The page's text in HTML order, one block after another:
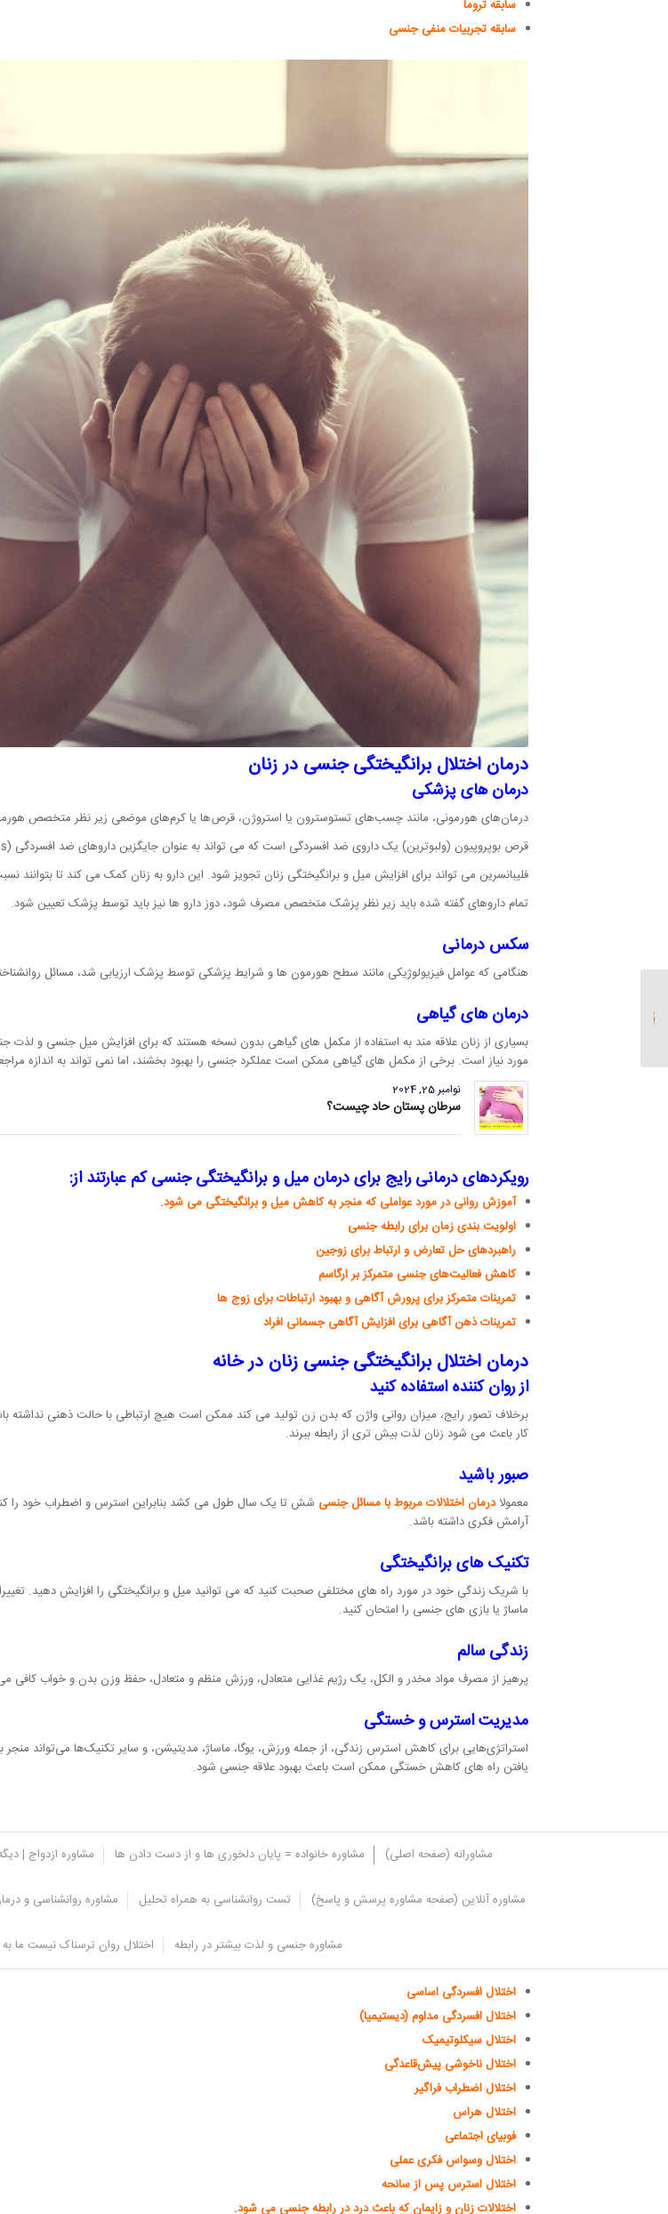
سابقه تروما
سابقه تجربیات منفی جنسی
درمان اختلال برانگیختگی جنسی در زنان
درمان های پزشکی
درمان‌های هورمونی، مانند چسب‌های تستوسترون یا استروژن، قرص‌ها یا کرم‌های موضعی زیر نظر متخصص
قرص بوپروپیون (ولبوترین) یک داروی ضد افسردگی است که می تواند به عنوان جایگزین داروهای ضد افسردگی (SSRIs) تجویز گردد که باعث کاهش میل جنسی می شود.
فلیبانسرین می تواند برای افزایش میل و برانگیختگی زنان تجویز شود. این دارو به زنان کمک می کند تا بتوانند
تمام داروهای گفته شده باید زیر نظر پزشک متخصص مصرف شود، دوز دارو ها نیز باید توسط پزشک تعیین شود.
سکس درمانی
هنگامی که عوامل فیزیولوژیکی مانند سطح هورمون ها و شرایط پزشکی توسط پزشک ارزیابی شد، مسائل
درمان های گیاهی
بسیاری از زنان علاقه مند به استفاده از مکمل های گیاهی بدون نسخه هستند که برای افزایش میل جنسی و لذت
مورد نیاز است. برخی از مکمل های گیاهی ممکن است عملکرد جنسی را بهبود بخشند، اما نمی تواند به اندازه
نوامبر 25, 2024
سرطان پستان حاد چیست؟
رویکردهای درمانی رایج برای درمان میل و برانگیختگی جنسی کم عبارتند از:
آموزش روانی در مورد عواملی که منجر به کاهش میل و برانگیختگی می شود.
اولویت بندی زمان برای رابطه جنسی
راهبردهای حل تعارض و ارتباط برای زوجین
کاهش فعالیت‌های جنسی متمرکز بر ارگاسم
تمرینات متمرکز برای پرورش آگاهی و بهبود ارتباطات برای زوج ها
تمرینات ذهن آگاهی برای افزایش آگاهی جسمانی افراد
درمان اختلال برانگیختگی جنسی زنان در خانه
از روان کننده استفاده کنید
برخلاف تصور رایج، میزان روانی واژن که بدن زن تولید می کند ممکن است هیچ ارتباطی با حالت ذهنی نداشته
کار باعث می شود زنان لذت بیش تری از رابطه ببرند.
صبور باشید
معمولادرمان اختلالات مربوط با مسائل جنسی شش تا یک سال طول می کشد بنابراین استرس و اضطراب خود را
آرامش فکری داشته باشد.
تکنیک های برانگیختگی
با شریک زندگی خود در مورد راه های مختلفی صحبت کنید که می توانید میل و برانگیختگی را افزایش دهید.
ماساژ یا بازی های جنسی را امتحان کنید.
زندگی سالم
پرهیز از مصرف مواد مخدر و الکل، یک رژیم غذایی متعادل، ورزش منظم و متعادل، حفظ وزن بدن و خواب کافی
مدیریت استرس و خستگی
استراتژی‌هایی برای کاهش استرس زندگی، از جمله ورزش، یوگا، ماساژ، مدیتیشن، و سایر تکنیک‌ها می‌تواند منجر
یافتن راه های کاهش خستگی ممکن است باعث بهبود علاقه جنسی شود.
مشاورانه (صفحه اصلی) مشاوره خانواده = پایان دلخوری ها و از دست دادن ها مشاوره ازدواج |
مشاوره آنلاین (صفحه مشاوره پرسش و پاسخ) تست روانشناسی به همراه تحلیل مشاوره روانشناسی و
مشاوره جنسی و لذت بیشتر در رابطه اختلال روان ترسناک نیست ما
سایر شرایط روانشناختی رایج که می توانند باعث اختلال عملکرد جنسی شوند یا با آن ارتباط برقرار کنند عبارتند از:
اختلال افسردگی اساسی
اختلال افسردگی مداوم (دیستیمیا)
اختلال سیکلوتیمیک
اختلال ناخوشی پیش‌قاعدگی
اختلال اضطراب فراگیر
اختلال هراس
فوبیای اجتماعی
اختلال وسواس فکری عملی
اختلال استرس پس از سانحه
اختلالات زنان و زایمان که باعث درد در رابطه جنسی می شود.
7 گام قطعی برای بازسازی
اعتماد در رابطه